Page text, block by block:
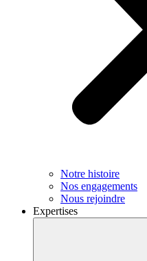
Notre histoire
Nos engagements
Nous rejoindre
Expertises